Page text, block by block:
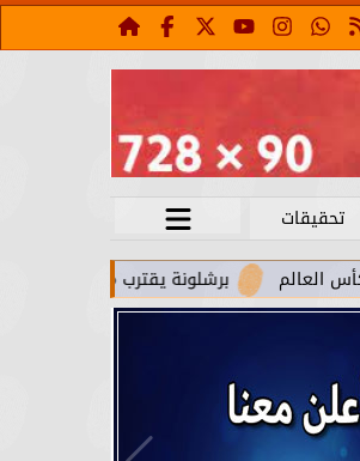
تحقيقات
برشلونة يقترب من استعادة جواو كانسيلو